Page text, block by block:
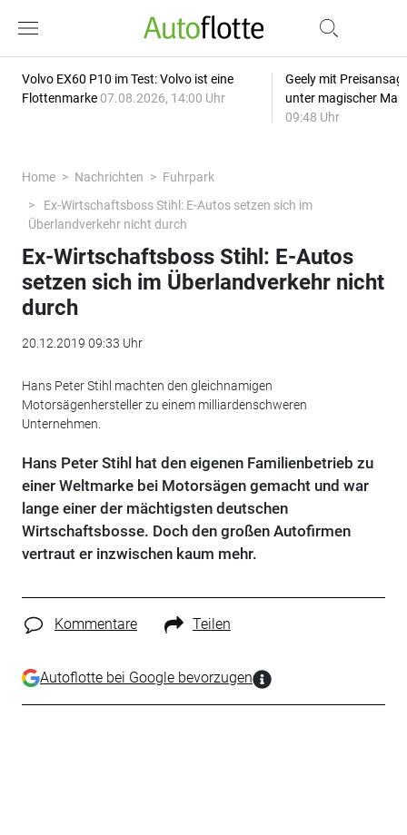
Volvo EX60 P10 im Test: Volvo ist eine
Flottenmarke 07.08.2026, 14:00 Uhr
Geely mit
unter magischer
09:48 Uhr
Home Nachrichten
Fuhrpark
Ex-Wirtschaftsboss Stihl: E-Autos setzen sich im
Überlandverkehr nicht durch
Ex-Wirtschaftsboss Stihl: E-Autos
setzen sich im Überlandverkehr nicht
durch
20.12.2019 09:33 Uhr
Hans Peter Stihl machten den gleichnamigen
Motorsägenhersteller zu einem milliardenschweren
Unternehmen.
Hans Peter Stihl hat den eigenen Familienbetrieb zu
einer Weltmarke bei Motorsägen gemacht und war
lange einer der mächtigsten deutschen
Wirtschaftsbosse. Doch den großen Autofirmen
vertraut er inzwischen kaum mehr.
Kommentare Teilen
Autoflotte bei Google bevorzugen